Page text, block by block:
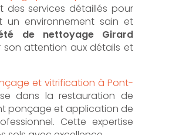
des services détaillés pour
un environnement sain et
de nettoyage Girard
son attention aux détails et
et vitrification à Pont-
dans la restauration de
ponçage et application de
Cette expertise